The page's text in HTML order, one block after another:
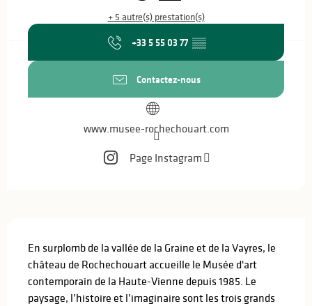
+ 5 autre(s) prestation(s)
+33 5 55 03 77 ▒▒
Contactez-nous
www.musee-rochechouart.com
Page Instagram
En surplomb de la vallée de la Graine et de la Vayres, le
château de Rochechouart accueille le Musée d'art
contemporain de la Haute-Vienne depuis 1985. Le
paysage, l’histoire et l’imaginaire sont les trois grands